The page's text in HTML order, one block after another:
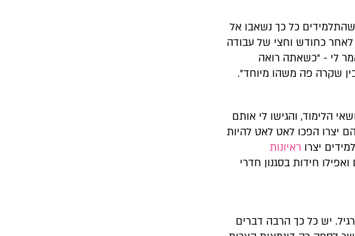
כל כך נשאבו אל
לאחר כחודש וחצי של עבודה
לי - “כשאתה רואה
שקרה פה משהו מיוחד".
הלימוד, והגישו לי אותם
יצרו הפכו לאט לאט להיות
יצרו ראיונות
חידות בסגנון חדרי
יש כל כך הרבה דברים